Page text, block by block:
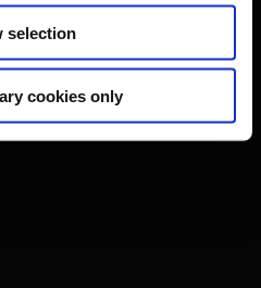
selection
cookies only